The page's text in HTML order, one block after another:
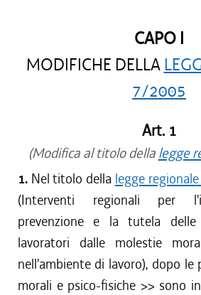
CAPO I
MODIFICHE DELLA
7/2005
Art. 1
(Modifica al titolo della legge
1. Nel titolo della legge
(Interventi regionali per
prevenzione e la tutela
lavoratori dalle molestie
nell'ambiente di lavoro), dopo le
morali e psico-fisiche >> sono